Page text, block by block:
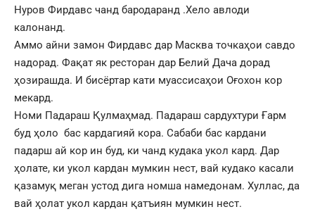
Нуров Фирдавс чанд бародаранд .Хело авлоди
калонанд.
Аммо айни замон Фирдавс дар Масква точкаҳои савдо
надорад. Фақат як ресторан дар Белий Дача дорад
ҳозирашда. И бисёртар кати муассисаҳои Оғохон кор
мекард.
Номи Падараш Қулмаҳмад. Падараш сардухтури Ғарм
буд ҳоло бас кардагияй кора. Сабаби бас кардани
падарш ай кор ин буд, ки чанд кудака укол кард. Дар
ҳолате, ки укол кардан мумкин нест, вай кудако касали
қазамуқ меган устод дига номша намедонам. Хуллас, да
вай ҳолат укол кардан қатъиян мумкин нест.